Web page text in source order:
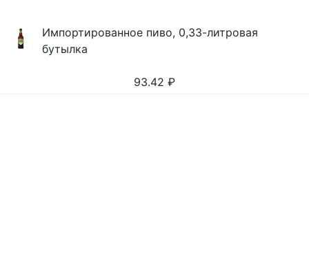
Импортированное пиво, 0,33-литровая
бутылка
93.42 ₽